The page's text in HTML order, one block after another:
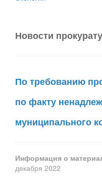
Новости
По требованию
по факту
муниципального
Информация о
декабря 2022